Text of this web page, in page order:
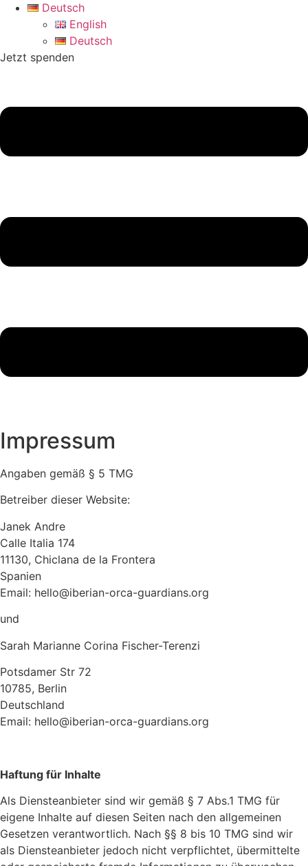
Deutsch
English
Deutsch
Jetzt spenden
Impressum
Angaben gemäß § 5 TMG
Betreiber dieser Website:
Janek Andre
Calle Italia 174
11130, Chiclana de la Frontera
Spanien
Email: hello@iberian-orca-guardians.org
und
Sarah Marianne Corina Fischer-Terenzi
Potsdamer Str 72
10785, Berlin
Deutschland
Email: hello@iberian-orca-guardians.org
Haftung für Inhalte
Als Diensteanbieter sind wir gemäß § 7 Abs.1 TMG für
eigene Inhalte auf diesen Seiten nach den allgemeinen
Gesetzen verantwortlich. Nach §§ 8 bis 10 TMG sind wir
als Diensteanbieter jedoch nicht verpflichtet, übermittelte